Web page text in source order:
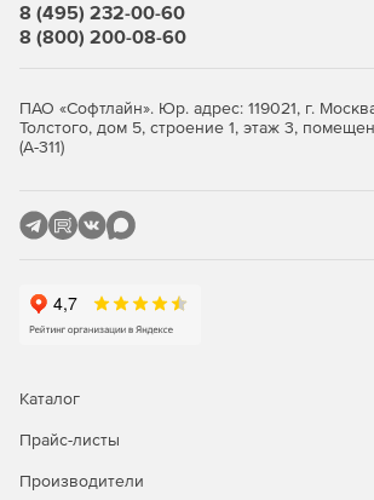
высокой вероятностью совершения
8 (495) 232-00-60
8 (800) 200-08-60
ПАО «Софтлайн». Юр. адрес: 119021, г.
Толстого, дом 5, строение 1, этаж 3,
(А-311)
Каталог
Прайс-листы
Производители